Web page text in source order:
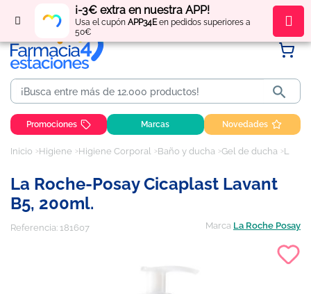
¡-3€ extra en nuestra APP!
Usa el cupón APP34Een pedidos superiores a
50€
Regístratey obténpuntos por tus compras

Promociones Marcas Novedades
Inicio Higiene Higiene Corporal Baño y ducha Gel de ducha
La Roche-Posay Cicaplast Lavant
B5, 200ml.
Referencia: 181607 Marca La Roche Posay